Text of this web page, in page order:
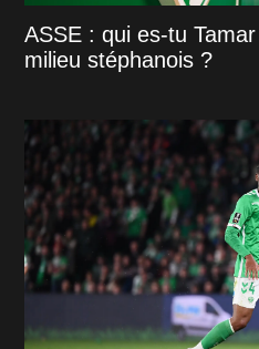
ASSE : qui es-tu
milieu stéphanois ?